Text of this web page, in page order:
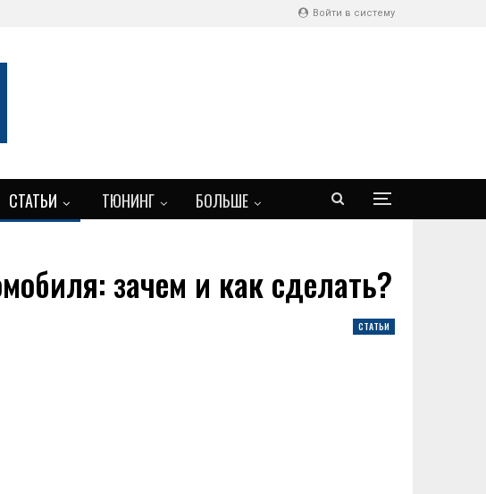
Войти в систему
СТАТЬИ ТЮНИНГ БОЛЬШЕ
зачем и как сделать?
СТАТЬИ